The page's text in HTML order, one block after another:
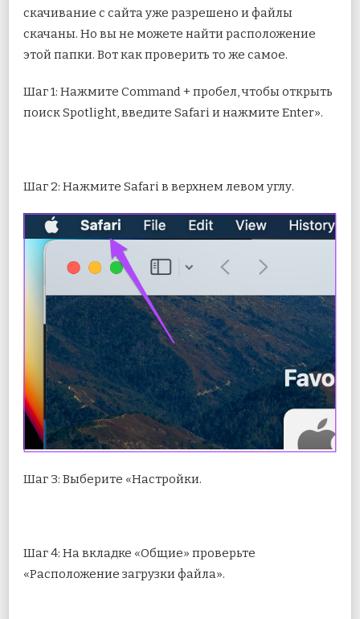
скачивание с сайта уже разрешено и файлы
скачаны. Но вы не можете найти расположение
этой папки. Вот как проверить то же самое.
Шаг 1: Нажмите Command + пробел, чтобы открыть
поиск Spotlight, введите Safari и нажмите Enter».
Шаг 2: Нажмите Safari в верхнем левом углу.
Шаг 3: Выберите «Настройки.
Шаг 4: На вкладке «Общие» проверьте
«Расположение загрузки файла».